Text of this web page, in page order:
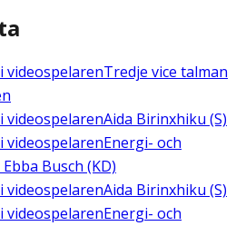
i videospelarenTredje vice talman
i videospelarenAida Birinxhiku (S)
i videospelarenEnergi- och
Busch (KD)
i videospelarenAida Birinxhiku (S)
i videospelarenEnergi- och